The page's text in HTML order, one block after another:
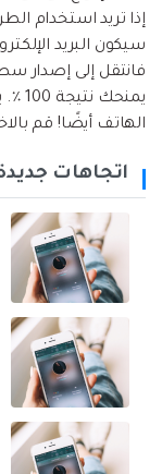
سيكون البريد
الهاتف أيضًا! قم
اتجاهات